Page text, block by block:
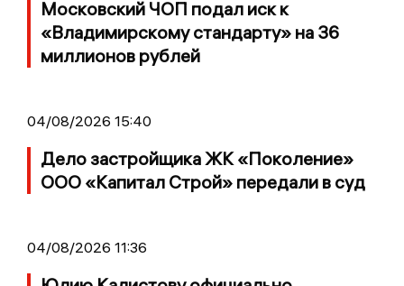
Московский ЧОП подал иск к
«Владимирскому стандарту» на 36
миллионов рублей
04/08/2026 15:40
Дело застройщика ЖК «Поколение»
ООО «Капитал Строй» передали в суд
04/08/2026 11:36